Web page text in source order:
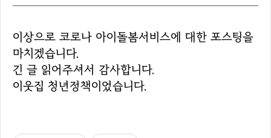
이상으로 코로나 아이돌봄서비스에 대한 포스팅을
마치겠습니다.
긴 글 읽어주셔서 감사합니다.
이웃집 청년정책이었습니다.